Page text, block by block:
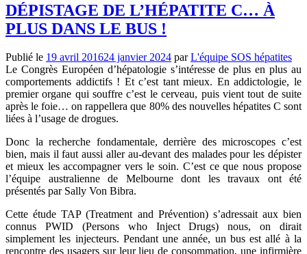
DÉPISTAGE DE L’HÉPATITE C… À
PLUS DANS LE BUS !
Publié le 19 avril 201624 janvier 2024 parL'équipe SOS hépatites
Le Congrès Européen d’hépatologie s’intéresse de plus en plus au
comportements addictifs ! Et c’est tant mieux. En addictologie, le
premier organe qui souffre c’est le cerveau, puis vient tout de suite
après le foie… on rappellera que 80% des nouvelles hépatites C sont
liées à l’usage de drogues.
Donc la recherche fondamentale, derrière des microscopes c’est
bien, mais il faut aussi aller au-devant des malades pour les dépister
et mieux les accompagner vers le soin. C’est ce que nous propose
l’équipe australienne de Melbourne dont les travaux ont été
présentés par Sally Von Bibra.
Cette étude TAP (Treatment and Prévention) s’adressait aux bien
connus PWID (Persons who Inject Drugs) nous, on dirait
simplement les injecteurs. Pendant une année, un bus est allé à la
rencontre des usagers sur leur lieu de consommation, une infirmière